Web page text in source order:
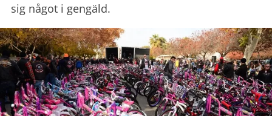
sig något i gengäld.